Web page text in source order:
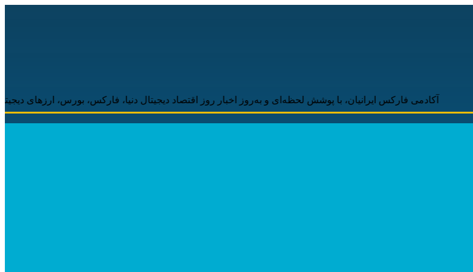
آکادمی فارکس ایرانیان، با پوشش لحظه‌ای و به‌روز اخبار روز اقتصاد دیجیتال دنیا، فارکس، بورس، ارزهای دیجیتال همراه